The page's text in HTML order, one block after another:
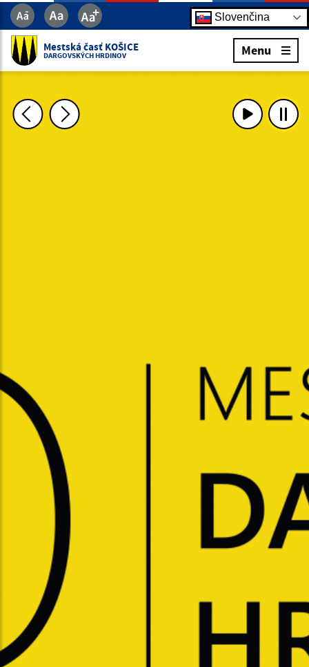
Slovenčina
Mestská časť KOŠICE
DARGOVSKÝCH HRDINOV Menu